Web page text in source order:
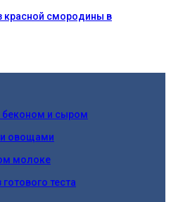
красной смородины в
беконом и сыром
и овощами
молоке
теста